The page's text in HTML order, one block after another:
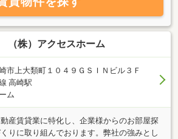
（株）アクセスホーム
市上大類町１０４９ＧＳＩＮビル３Ｆ
高崎駅
ム
産賃貸業に特化し、企業様からのお部屋探
りに取り組んでおります。弊社の強みとし